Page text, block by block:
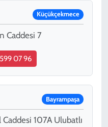
Küçükçekmece
Caddesi 7
07 96
Bayrampaşa
107A Ulubatlı